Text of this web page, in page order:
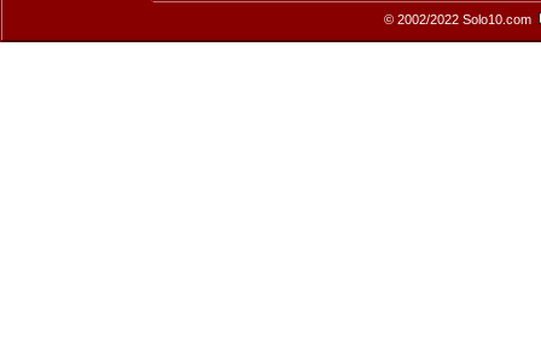
© 2002/2022 Solo10.com